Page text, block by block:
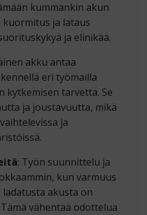
kummankin akun
kuormitus ja lataus
ja elinikää.
akku antaa
eri työmailla
kytkemisen tarvetta. Se
ja joustavuutta, mikä
ja
: Työn suunnittelu ja
kun varmuus
akusta on
vähentää odottelua